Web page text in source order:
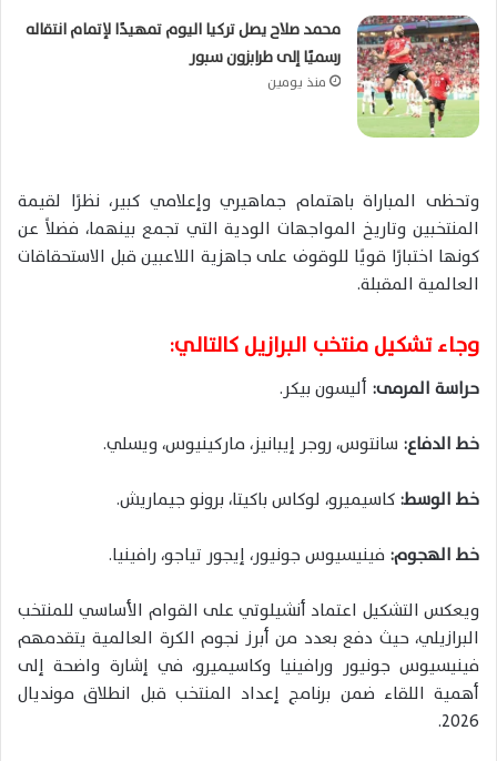
محمد صلاح يصل تركيا اليوم تمهيدًا لإتمام انتقاله
رسميًا إلى طرابزون سبور
منذ يومين
وتحظى المباراة باهتمام جماهيري وإعلامي كبير، نظرًا لقيمة
المنتخبين وتاريخ المواجهات الودية التي تجمع بينهما، فضلاً عن
كونها اختبارًا قويًا للوقوف على جاهزية اللاعبين قبل الاستحقاقات
العالمية المقبلة.
وجاء تشكيل منتخب البرازيل كالتالي:
حراسة المرمى: أليسون بيكر.
خط الدفاع: سانتوس، روجر إيبانيز، ماركينيوس، ويسلي.
خط الوسط: كاسيميرو، لوكاس باكيتا، برونو جيماريش.
خط الهجوم: فينيسيوس جونيور، إيجور تياجو، رافينيا.
ويعكس التشكيل اعتماد أنشيلوتي على القوام الأساسي للمنتخب
البرازيلي، حيث دفع بعدد من أبرز نجوم الكرة العالمية يتقدمهم
فينيسيوس جونيور ورافينيا وكاسيميرو، في إشارة واضحة إلى
أهمية اللقاء ضمن برنامج إعداد المنتخب قبل انطلاق مونديال
2026.